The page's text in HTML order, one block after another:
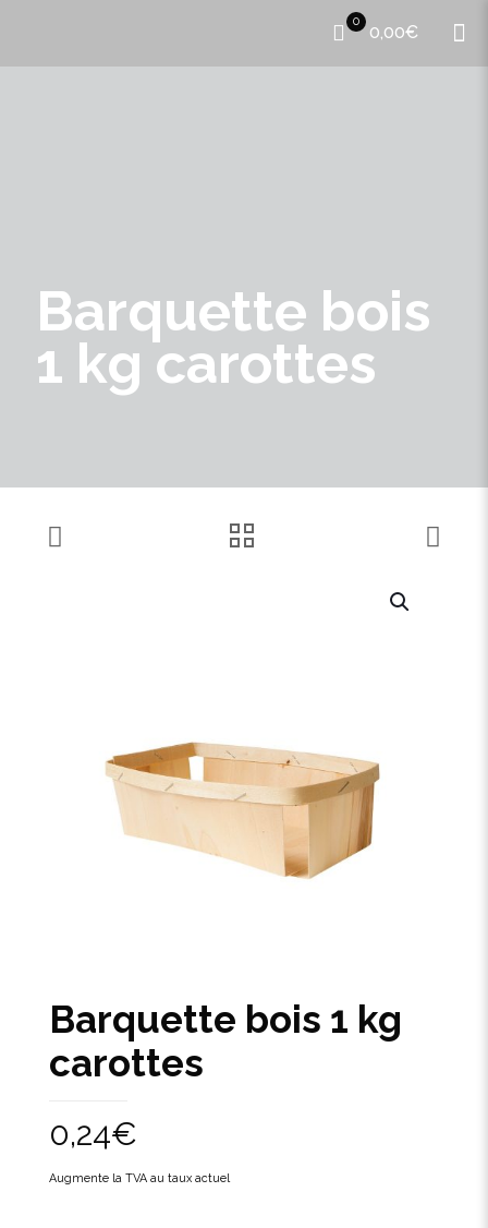
0
0,00€
Barquette bois
1 kg carottes
Barquette bois 1 kg
carottes
0,24€
Augmente la TVA au taux actuel